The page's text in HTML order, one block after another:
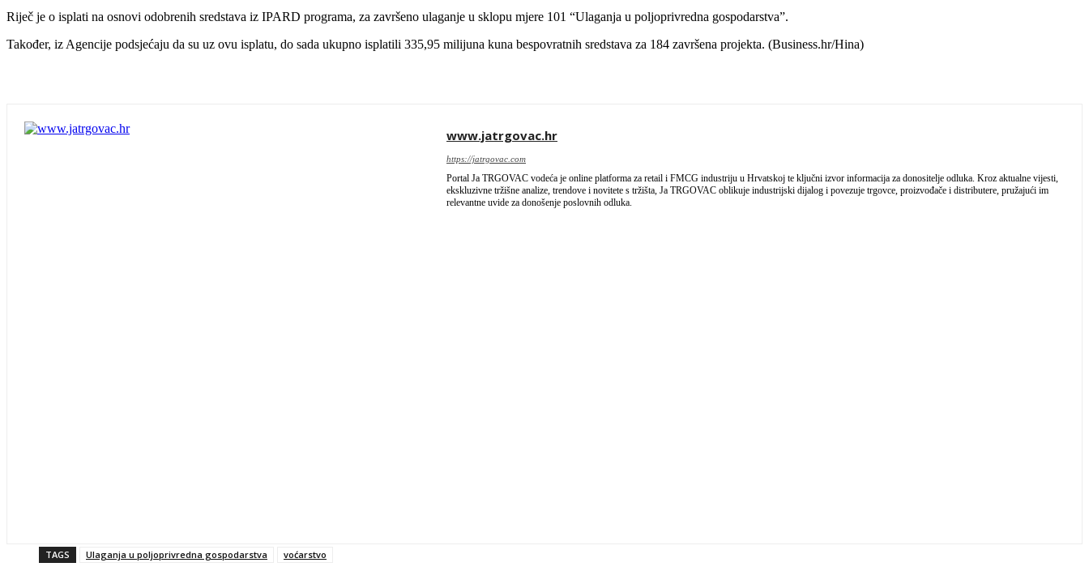
Riječ je o isplati na osnovi odobrenih sredstava iz IPARD programa, za završeno ulaganje u sklopu mjere 101 “Ulaganja u poljoprivredna gospodarstva”.
Također, iz Agencije podsjećaju da su uz ovu isplatu, do sada ukupno isplatili 335,95 milijuna kuna bespovratnih sredstava za 184 završena projekta. (Business.hr/Hina)
www.jatrgovac.hr
https://jatrgovac.com
Portal Ja TRGOVAC vodeća je online platforma za retail i FMCG industriju u Hrvatskoj te ključni izvor informacija za donositelje odluka. Kroz aktualne vijesti,
ekskluzivne tržišne analize, trendove i novitete s tržišta, Ja TRGOVAC oblikuje industrijski dijalog i povezuje trgovce, proizvođače i distributere, pružajući im
relevantne uvide za donošenje poslovnih odluka.
TAGS Ulaganja u poljoprivredna gospodarstva voćarstvo